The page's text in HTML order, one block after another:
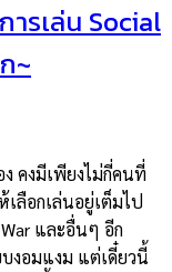
รเล่น Social
~
คงมีเพียงไม่กี่คนที่
เลือกเล่นอยู่เต็มไป
และอื่นๆ อีก
งอมแงม แต่เดี๋ยวนี้